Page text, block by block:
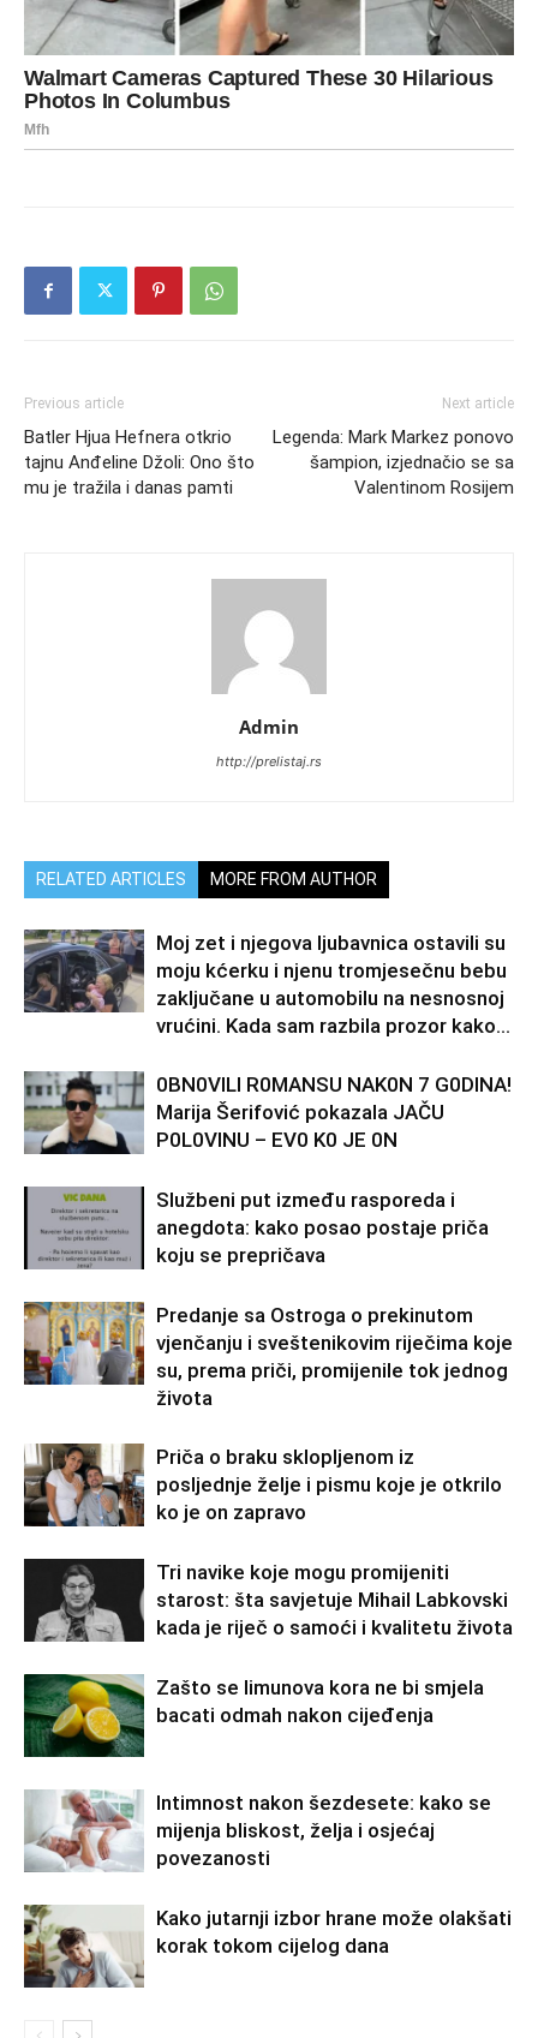
Previous article
Batler Hjua Hefnera otkrio
tajnu Anđeline Džoli: Ono što
mu je tražila i danas pamti
Next article
Legenda: Mark Markez ponovo
šampion, izjednačio se sa
Valentinom Rosijem
Admin
http://prelistaj.rs
RELATED ARTICLES MORE FROM AUTHOR
Moj zet i njegova ljubavnica ostavili su
moju kćerku i njenu tromjesečnu bebu
zaključane u automobilu na nesnosnoj
vrućini. Kada sam razbila prozor kako...
0BN0VlLl R0MANSU NAK0N 7 G0DlNA!
Marija Šerifović pokazala JAČU
P0L0VINU – EV0 K0 JE 0N
Službeni put između rasporeda i
anegdota: kako posao postaje priča
koju se prepričava
Predanje sa Ostroga o prekinutom
vjenčanju i sveštenikovim riječima koje
su, prema priči, promijenile tok jednog
života
Priča o braku sklopljenom iz
posljednje želje i pismu koje je otkrilo
ko je on zapravo
Tri navike koje mogu promijeniti
starost: šta savjetuje Mihail Labkovski
kada je riječ o samoći i kvalitetu života
Zašto se limunova kora ne bi smjela
bacati odmah nakon cijeđenja
Intimnost nakon šezdesete: kako se
mijenja bliskost, želja i osjećaj
povezanosti
Kako jutarnji izbor hrane može olakšati
korak tokom cijelog dana